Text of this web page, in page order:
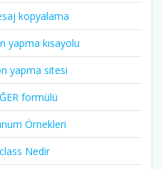
kopyalama
yapma kısayolu
yapma sitesi
formülü
Örnekleri
Nedir